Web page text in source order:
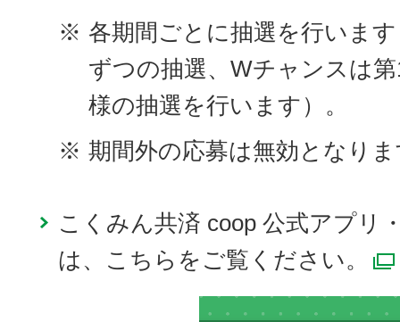
※ 各期間ごとに抽選を行いま
ずつの抽選、Wチャンスは
様の抽選を行います）。
※ 期間外の応募は無効となり
こくみん共済 coop 公式アプリ
は、こちらをご覧ください。